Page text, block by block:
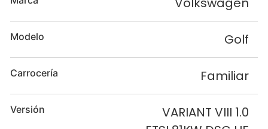
Modelo Golf
Carrocería Familiar
Versión
VARIANT VIII 1.0